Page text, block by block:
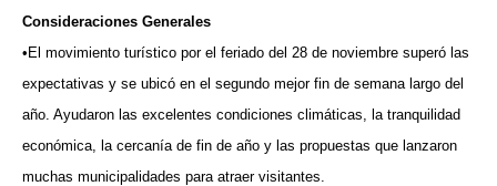
Consideraciones Generales
•El movimiento turístico por el feriado del 28 de noviembre superó las
expectativas y se ubicó en el segundo mejor fin de semana largo del
año. Ayudaron las excelentes condiciones climáticas, la tranquilidad
económica, la cercanía de fin de año y las propuestas que lanzaron
muchas municipalidades para atraer visitantes.